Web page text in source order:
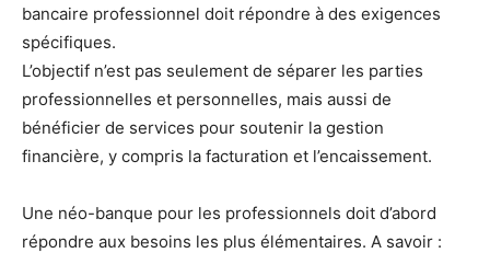
bancaire professionnel doit répondre à des exigences
spécifiques.
L’objectif n’est pas seulement de séparer les parties
professionnelles et personnelles, mais aussi de
bénéficier de services pour soutenir la gestion
financière, y compris la facturation et l’encaissement.
Une néo-banque pour les professionnels doit d’abord
répondre aux besoins les plus élémentaires. A savoir :